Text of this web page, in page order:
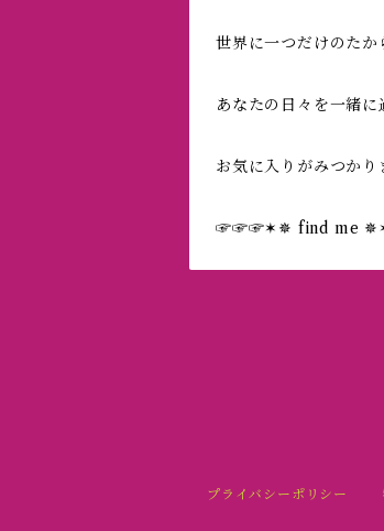
世界に一つだけのたか
あなたの日々を一緒に
お気に入りがみつかり
☞☞☞✶✵ find me
プライバシーポリシー